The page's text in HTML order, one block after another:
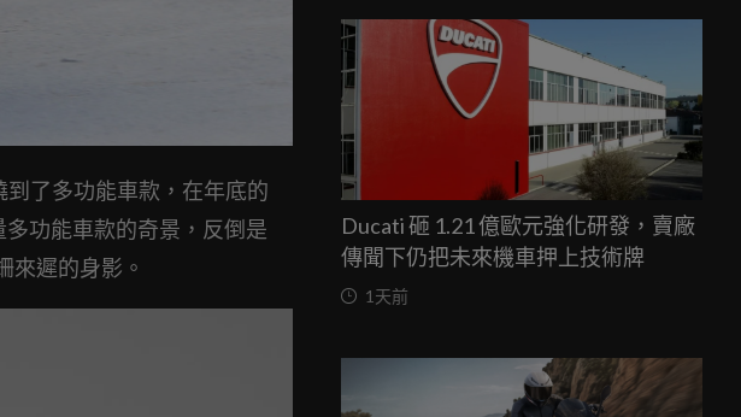
了多功能車款，在年底的
功能車款的奇景，反倒是
來遲的身影。
Ducati 砸 1.21 億歐元強化研發，賣廠
傳聞下仍把未來機車押上技術牌
1天前